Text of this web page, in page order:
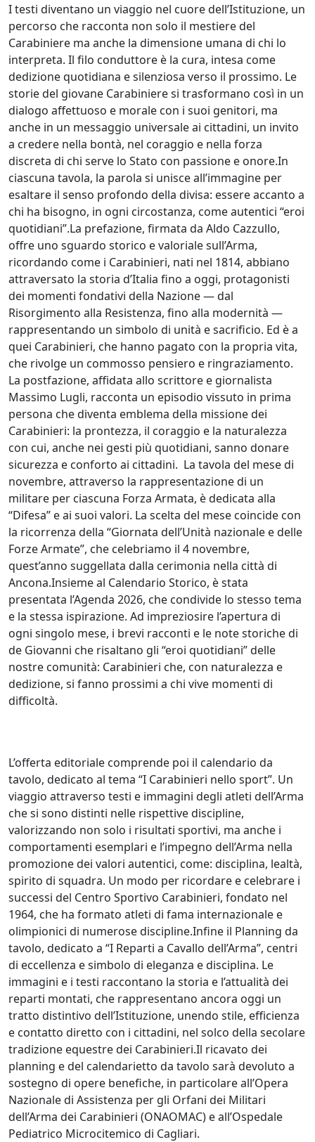
I testi diventano un viaggio nel cuore dell’Istituzione, un
percorso che racconta non solo il mestiere del
Carabiniere ma anche la dimensione umana di chi lo
interpreta. Il filo conduttore è la cura, intesa come
dedizione quotidiana e silenziosa verso il prossimo. Le
storie del giovane Carabiniere si trasformano così in un
dialogo affettuoso e morale con i suoi genitori, ma
anche in un messaggio universale ai cittadini, un invito
a credere nella bontà, nel coraggio e nella forza
discreta di chi serve lo Stato con passione e onore.In
ciascuna tavola, la parola si unisce all’immagine per
esaltare il senso profondo della divisa: essere accanto a
chi ha bisogno, in ogni circostanza, come autentici “eroi
quotidiani”.La prefazione, firmata da Aldo Cazzullo,
offre uno sguardo storico e valoriale sull’Arma,
ricordando come i Carabinieri, nati nel 1814, abbiano
attraversato la storia d’Italia fino a oggi, protagonisti
dei momenti fondativi della Nazione — dal
Risorgimento alla Resistenza, fino alla modernità —
rappresentando un simbolo di unità e sacrificio. Ed è a
quei Carabinieri, che hanno pagato con la propria vita,
che rivolge un commosso pensiero e ringraziamento.
La postfazione, affidata allo scrittore e giornalista
Massimo Lugli, racconta un episodio vissuto in prima
persona che diventa emblema della missione dei
Carabinieri: la prontezza, il coraggio e la naturalezza
con cui, anche nei gesti più quotidiani, sanno donare
sicurezza e conforto ai cittadini. La tavola del mese di
novembre, attraverso la rappresentazione di un
militare per ciascuna Forza Armata, è dedicata alla
“Difesa” e ai suoi valori. La scelta del mese coincide con
la ricorrenza della “Giornata dell’Unità nazionale e delle
Forze Armate”, che celebriamo il 4 novembre,
quest’anno suggellata dalla cerimonia nella città di
Ancona.Insieme al Calendario Storico, è stata
presentata l’Agenda 2026, che condivide lo stesso tema
e la stessa ispirazione. Ad impreziosire l’apertura di
ogni singolo mese, i brevi racconti e le note storiche di
de Giovanni che risaltano gli “eroi quotidiani” delle
nostre comunità: Carabinieri che, con naturalezza e
dedizione, si fanno prossimi a chi vive momenti di
difficoltà.
L’offerta editoriale comprende poi il calendario da
tavolo, dedicato al tema “I Carabinieri nello sport”. Un
viaggio attraverso testi e immagini degli atleti dell’Arma
che si sono distinti nelle rispettive discipline,
valorizzando non solo i risultati sportivi, ma anche i
comportamenti esemplari e l’impegno dell’Arma nella
promozione dei valori autentici, come: disciplina, lealtà,
spirito di squadra. Un modo per ricordare e celebrare i
successi del Centro Sportivo Carabinieri, fondato nel
1964, che ha formato atleti di fama internazionale e
olimpionici di numerose discipline.Infine il Planning da
tavolo, dedicato a “I Reparti a Cavallo dell’Arma”, centri
di eccellenza e simbolo di eleganza e disciplina. Le
immagini e i testi raccontano la storia e l’attualità dei
reparti montati, che rappresentano ancora oggi un
tratto distintivo dell’Istituzione, unendo stile, efficienza
e contatto diretto con i cittadini, nel solco della secolare
tradizione equestre dei Carabinieri.Il ricavato dei
planning e del calendarietto da tavolo sarà devoluto a
sostegno di opere benefiche, in particolare all’Opera
Nazionale di Assistenza per gli Orfani dei Militari
dell’Arma dei Carabinieri (ONAOMAC) e all’Ospedale
Pediatrico Microcitemico di Cagliari.